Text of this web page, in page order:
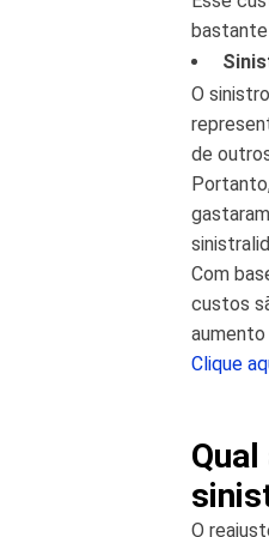
O
de
Com
custos
aumento
Clique
O